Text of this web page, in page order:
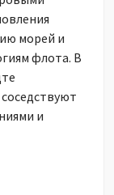
морей и
флота. В
и